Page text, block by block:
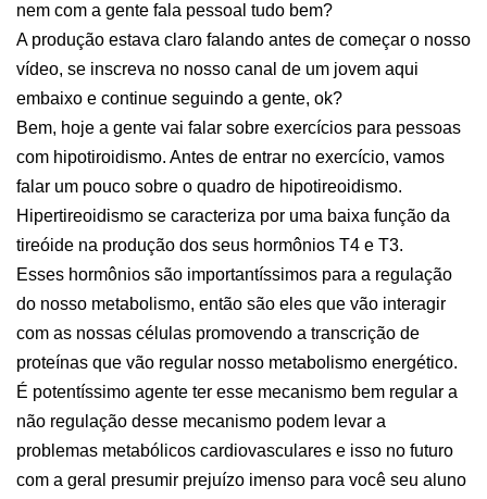
nem com a gente fala pessoal tudo bem?
A produção estava claro falando antes de começar o nosso
vídeo, se inscreva no nosso canal de um jovem aqui
embaixo e continue seguindo a gente, ok?
Bem, hoje a gente vai falar sobre exercícios para pessoas
com hipotiroidismo. Antes de entrar no exercício, vamos
falar um pouco sobre o quadro de hipotireoidismo.
Hipertireoidismo se caracteriza por uma baixa função da
tireóide na produção dos seus hormônios T4 e T3.
Esses hormônios são importantíssimos para a regulação
do nosso metabolismo, então são eles que vão interagir
com as nossas células promovendo a transcrição de
proteínas que vão regular nosso metabolismo energético.
É potentíssimo agente ter esse mecanismo bem regular a
não regulação desse mecanismo podem levar a
problemas metabólicos cardiovasculares e isso no futuro
com a geral presumir prejuízo imenso para você seu aluno